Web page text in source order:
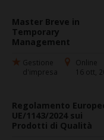
Master Breve in
Temporary
Management
Gestione
d'impresa
Online
16 ott,
Regolamento
UE/1143/2024 sui
Prodotti di Qualità